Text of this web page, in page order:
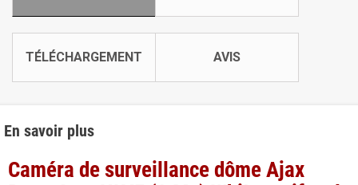
TÉLÉCHARGEMENT AVIS
En savoir plus
Caméra de surveillance dôme Ajax